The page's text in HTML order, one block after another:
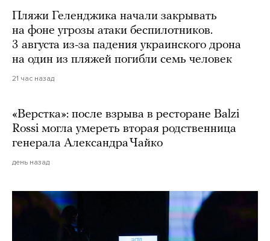
Пляжи Геленджика начали закрывать
на фоне угрозы атаки беспилотников.
3 августа из-за падения украинского дрона
на один из пляжей погибли семь человек
21 час назад
«Верстка»: после взрыва в ресторане Balzi
Rossi могла умереть вторая родственница
генерала Александра Чайко
день назад